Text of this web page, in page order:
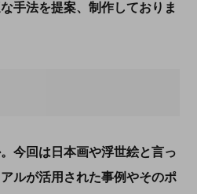
手法を提案、制作しておりま
今回は日本画や浮世絵と言っ
ルが活用された事例やそのポ